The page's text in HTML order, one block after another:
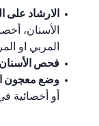
الارشاد
الأسنان،
المربي او
فحص الأسنان
وضع معجون
أو أخصائية